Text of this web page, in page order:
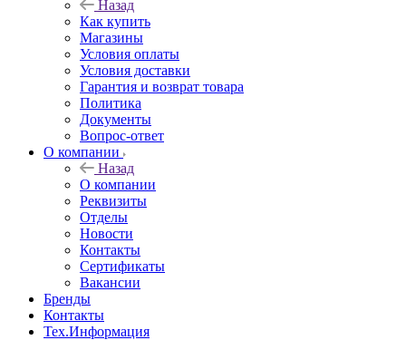
Назад
Как купить
Магазины
Условия оплаты
Условия доставки
Гарантия и возврат товара
Политика
Документы
Вопрос-ответ
О компании
Назад
О компании
Реквизиты
Отделы
Новости
Контакты
Сертификаты
Вакансии
Бренды
Контакты
Тех.Информация